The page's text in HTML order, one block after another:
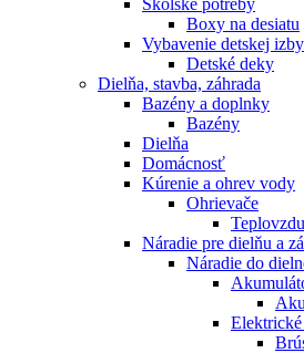
Školské potreby
Boxy na desiatu
Vybavenie detskej izby
Detské deky
Dielňa, stavba, záhrada
Bazény a doplnky
Bazény
Dielňa
Domácnosť
Kúrenie a ohrev vody
Ohrievače
Náradie pre dielňu a
Náradie do
Elektrické